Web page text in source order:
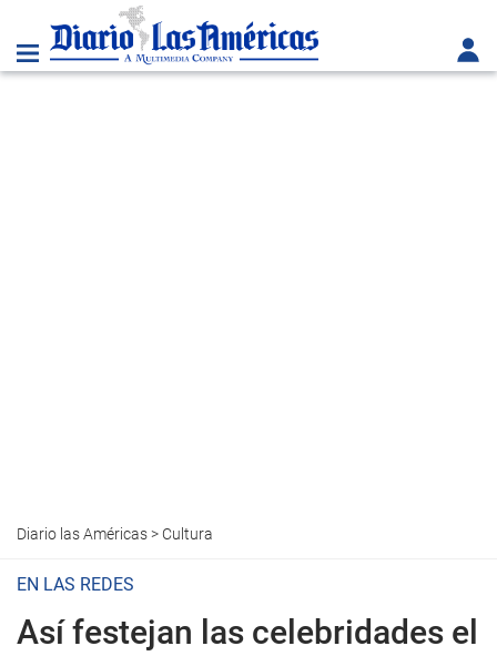
Diario las Américas> Cultura
EN LAS REDES
Así festejan las celebridades el